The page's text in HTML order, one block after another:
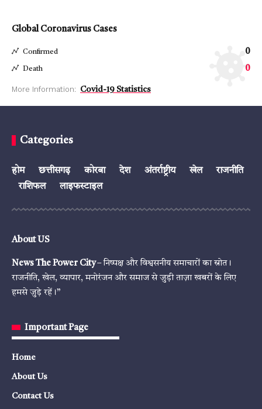
Global Coronavirus Cases
Confirmed 0
Death 0
More Information: Covid-19 Statistics
Categories
होम छत्तीसगढ़ कोरबा देश अंतर्राष्ट्रीय खेल
राजनीति
राशिफल
लाइफस्टाइल
About US
News The Power City– निष्पक्ष और विश्वसनीय समाचारों का स्रोत।
राजनीति, खेल, व्यापार, मनोरंजन और समाज से जुड़ी ताज़ा खबरों के लिए
हमसे जुड़े रहें।”
Important Page
Home
About Us
Contact Us